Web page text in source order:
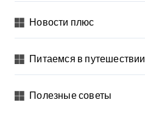
Новости плюс
Питаемся в путешествии
Полезные советы